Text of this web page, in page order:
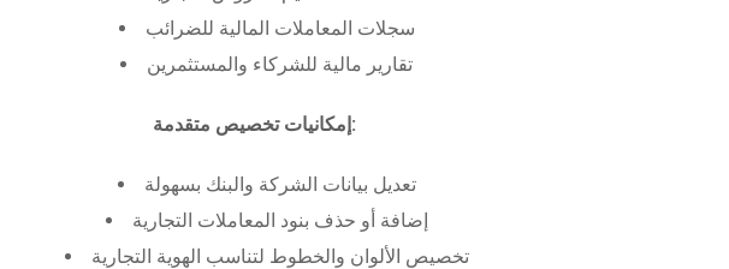
سجلات المعاملات المالية للضرائب
تقارير مالية للشركاء والمستثمرين
إمكانيات تخصيص متقدمة:
تعديل بيانات الشركة والبنك بسهولة
إضافة أو حذف بنود المعاملات التجارية
تخصيص الألوان والخطوط لتناسب الهوية التجارية